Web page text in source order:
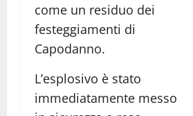
come un residuo dei
festeggiamenti di
Capodanno.
L’esplosivo è stato
immediatamente messo